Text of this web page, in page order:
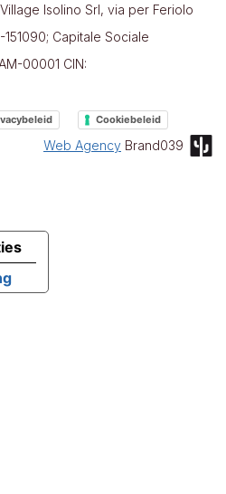
Isolino Srl, via per Feriolo
Capitale Sociale
00001 CIN:
Cookiebeleid
Web Agency Brand039